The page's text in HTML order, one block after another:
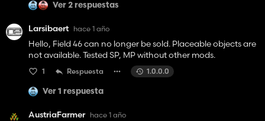
Ver 2 respuestas
Larsibaert hace 1 año
Hello, Field 46 can no longer be sold. Placeable objects are
not available. Tested SP, MP without other mods.
1 Respuesta 1.0.0.0
Ver 1 respuesta
AustriaFarmer hace 1 año